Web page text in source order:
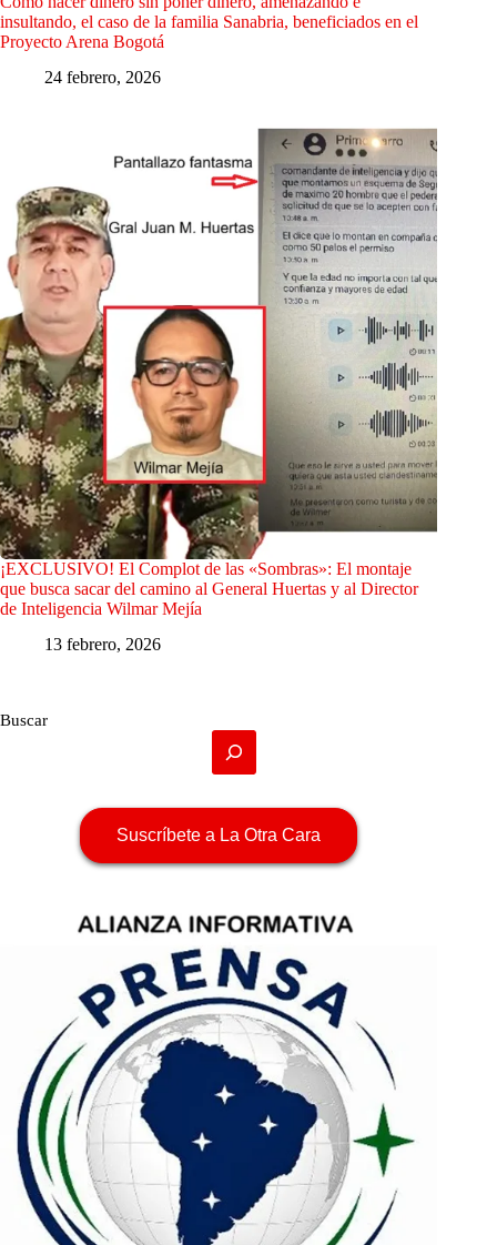
insultando, el caso de la familia Sanabria, beneficiados en el
Proyecto Arena Bogotá
24 febrero, 2026
¡EXCLUSIVO! El Complot de las «Sombras»: El montaje
que busca sacar del camino al General Huertas y al Director
de Inteligencia Wilmar Mejía
13 febrero, 2026
Buscar
Suscríbete a La Otra Cara